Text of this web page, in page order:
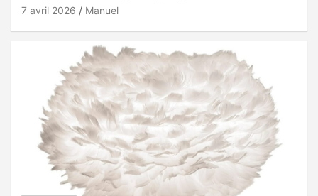
7 avril 2026 Manuel